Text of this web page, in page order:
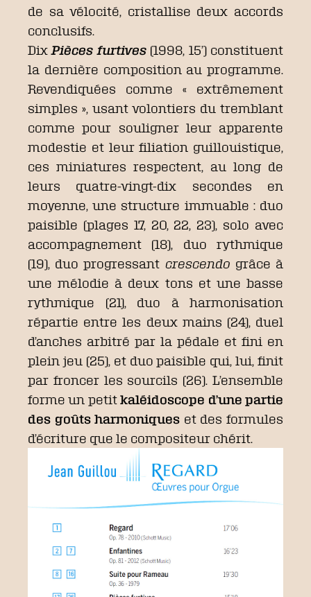
de sa vélocité, cristallise deux accords
conclusifs.
DixPièces furtives(1998, 15’) constituent
la dernière composition au programme.
Revendiquées comme « extrêmement
simples », usant volontiers du tremblant
comme pour souligner leur apparente
modestie et leur filiation guillouistique,
ces miniatures respectent, au long de
leurs quatre-vingt-dix secondes en
moyenne, une structure immuable : duo
paisible (plages 17, 20, 22, 23), solo avec
accompagnement (18), duo rythmique
(19), duo progressant crescendo grâce à
une mélodie à deux tons et une basse
rythmique (21), duo à harmonisation
répartie entre les deux mains (24), duel
d’anches arbitré par la pédale et fini en
plein jeu (25), et duo paisible qui, lui, finit
par froncer les sourcils (26). L’ensemble
forme un petitkaléidoscope d’une partie
des goûts harmoniques et des formules
d’écriture que le compositeur chérit.